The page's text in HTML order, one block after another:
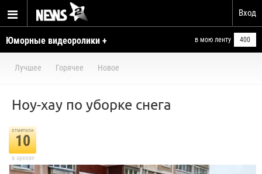
Вход
Юморные видеоролики +
умелые ручки
в мою ленту 400
Лучшее Горячее Новое
Ноу-хау по уборке снега
отметили
10
в архиве